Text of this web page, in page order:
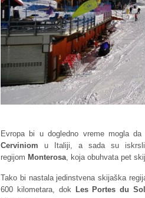
Evropa bi u dogledno vreme mogla
Cerviniom u Italiji, a sada su iskrsli
regijom Monterosa, koja obuhvata pet
Tako bi nastala jedinstvena skijaška
600 kilometara, dok Les Portes du